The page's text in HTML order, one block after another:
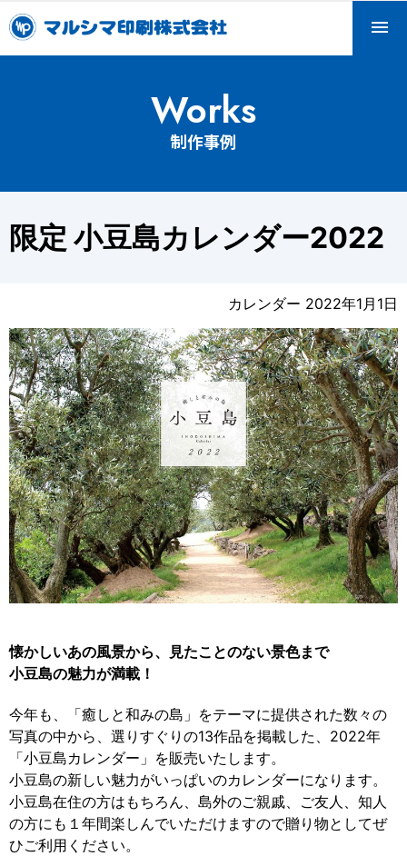
Skip
to
content
年に100周年を迎えます。
Works
制作事例
限定 小豆島カレンダー2022
カレンダー 2022年1月1日
懐かしいあの風景から、見たことのない景色まで
小豆島の魅力が満載！
今年も、「癒しと和みの島」をテーマに提供された数々の
写真の中から、選りすぐりの13作品を掲載した、2022年
「小豆島カレンダー」を販売いたします。
小豆島の新しい魅力がいっぱいのカレンダーになります。
小豆島在住の方はもちろん、島外のご親戚、ご友人、知人
の方にも１年間楽しんでいただけますので贈り物としてぜ
ひご利用ください。